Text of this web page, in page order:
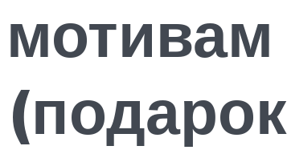
мотивам